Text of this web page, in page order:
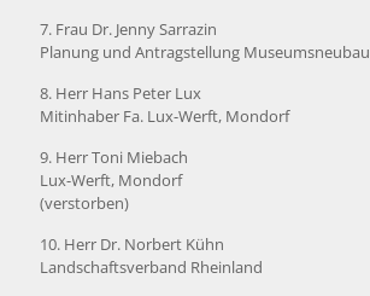
7. Frau Dr. Jenny Sarrazin
Planung und Antragstellung Museumsneubau
8. Herr Hans Peter Lux
Mitinhaber Fa. Lux-Werft, Mondorf
9. Herr Toni Miebach
Lux-Werft, Mondorf
(verstorben)
10. Herr Dr. Norbert Kühn
Landschaftsverband Rheinland